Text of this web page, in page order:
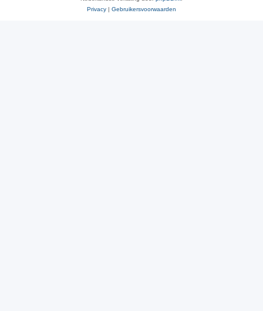
Privacy | Gebruikersvoorwaarden